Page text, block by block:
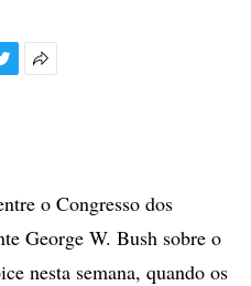
o Congresso dos
George W. Bush sobre o
nesta semana, quando os